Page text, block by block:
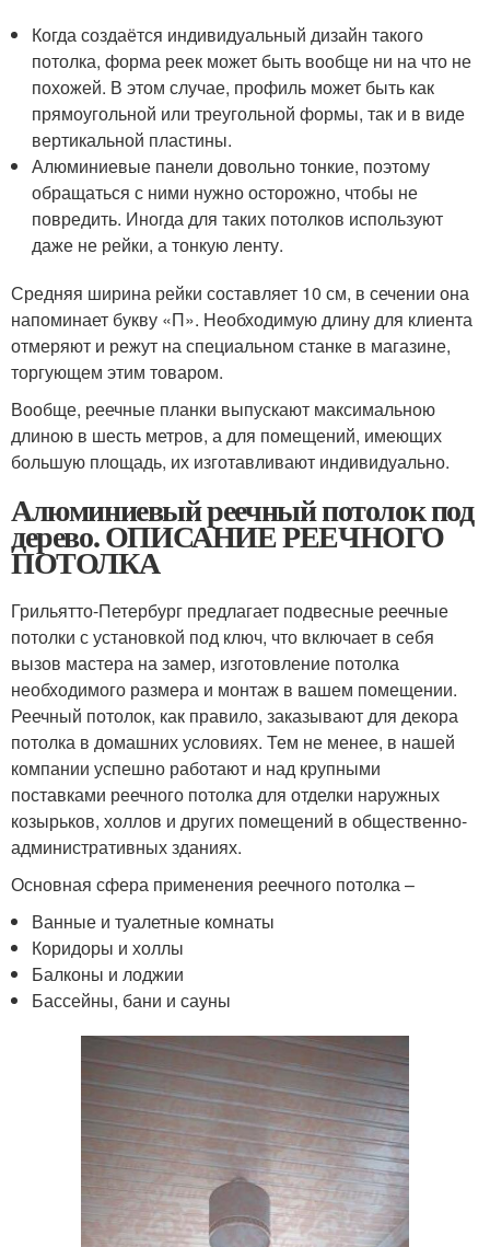
Когда создаётся индивидуальный дизайн такого
потолка, форма реек может быть вообще ни на что не
похожей. В этом случае, профиль может быть как
прямоугольной или треугольной формы, так и в виде
вертикальной пластины.
Алюминиевые панели довольно тонкие, поэтому
обращаться с ними нужно осторожно, чтобы не
повредить. Иногда для таких потолков используют
даже не рейки, а тонкую ленту.
Средняя ширина рейки составляет 10 см, в сечении она
напоминает букву «П». Необходимую длину для клиента
отмеряют и режут на специальном станке в магазине,
торгующем этим товаром.
Вообще, реечные планки выпускают максимальною
длиною в шесть метров, а для помещений, имеющих
большую площадь, их изготавливают индивидуально.
Алюминиевый реечный потолок под
дерево. ОПИСАНИЕ РЕЕЧНОГО
ПОТОЛКА
Грильятто-Петербург предлагает подвесные реечные
потолки с установкой под ключ, что включает в себя
вызов мастера на замер, изготовление потолка
необходимого размера и монтаж в вашем помещении.
Реечный потолок, как правило, заказывают для декора
потолка в домашних условиях. Тем не менее, в нашей
компании успешно работают и над крупными
поставками реечного потолка для отделки наружных
козырьков, холлов и других помещений в общественно-
административных зданиях.
Основная сфера применения реечного потолка –
Ванные и туалетные комнаты
Коридоры и холлы
Балконы и лоджии
Бассейны, бани и сауны